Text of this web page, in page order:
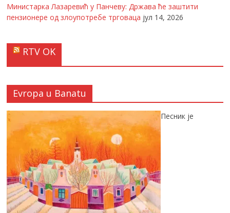
Министарка Лазаревић у Панчеву: Држава ће заштити
пензионере од злоупотребе трговаца јул 14, 2026
RTV OK
Evropa u Banatu
Песник је